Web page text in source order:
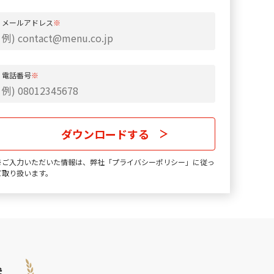
メールアドレス※
電話番号※
ダウンロードする
入力いただいた情報は、弊社「プライバシーポリシー 」に従っ
取り扱います。